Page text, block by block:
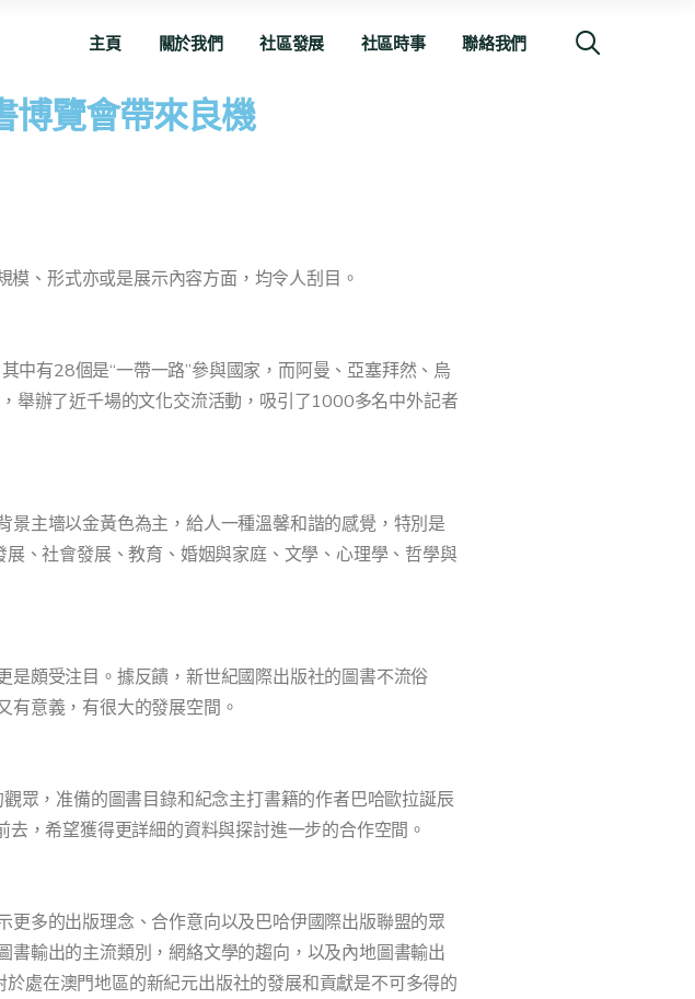
主頁 關於我們 社區發展 社區時事 聯絡我們
博覽會帶來良機
、形式亦或是展示內容方面，均令人刮目。
有28個是“一帶一路”參與國家，而阿曼、亞塞拜然、烏
舉辦了近千場的文化交流活動，吸引了1000多名中外記者
主墻以金黃色為主，給人一種溫馨和諧的感覺，特別是
、社會發展、教育、婚姻與家庭、文學、心理學、哲學與
頗受注目。據反饋，新世紀國際出版社的圖書不流俗
有意義，有很大的發展空間。
眾，准備的圖書目錄和紀念主打書籍的作者巴哈歐拉誕辰
，希望獲得更詳細的資料與探討進一步的合作空間。
多的出版理念、合作意向以及巴哈伊國際出版聯盟的眾
輸出的主流類別，網絡文學的趨向，以及內地圖書輸出
處在澳門地區的新紀元出版社的發展和貢獻是不可多得的